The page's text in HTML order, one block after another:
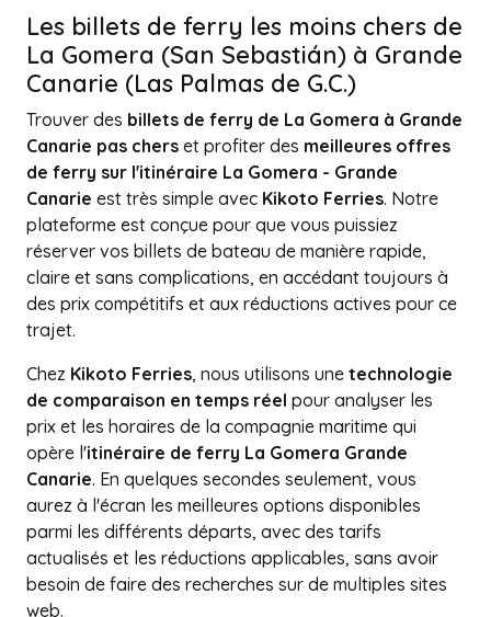
Les billets de ferry les moins chers de
La Gomera (San Sebastián) à Grande
Canarie (Las Palmas de G.C.)
Trouver des billets de ferry de La Gomera à Grande
Canarie pas chers et profiter des meilleures offres
de ferry sur l'itinéraire La Gomera - Grande
Canarie est très simple avec Kikoto Ferries. Notre
plateforme est conçue pour que vous puissiez
réserver vos billets de bateau de manière rapide,
claire et sans complications, en accédant toujours à
des prix compétitifs et aux réductions actives pour ce
trajet.
Chez Kikoto Ferries, nous utilisons une technologie
de comparaison en temps réel pour analyser les
prix et les horaires de la compagnie maritime qui
opère l'itinéraire de ferry La Gomera Grande
Canarie. En quelques secondes seulement, vous
aurez à l'écran les meilleures options disponibles
parmi les différents départs, avec des tarifs
actualisés et les réductions applicables, sans avoir
besoin de faire des recherches sur de multiples sites
web.